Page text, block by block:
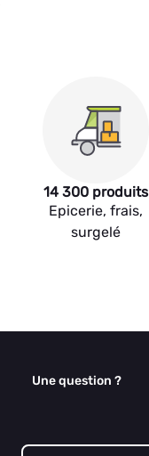
14 300 produits
Epicerie, frais,
surgelé
Une question ?